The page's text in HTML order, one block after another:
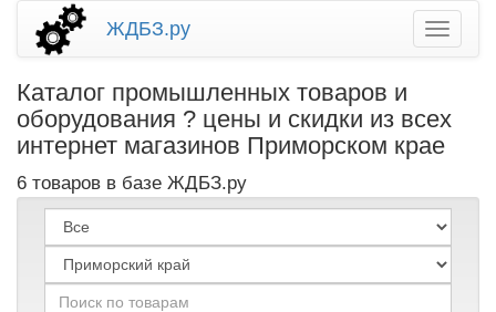
ЖДБЗ.ру
Каталог промышленных товаров и
оборудования ? цены и скидки из всех
интернет магазинов Приморском крае
6 товаров в базе ЖДБЗ.ру